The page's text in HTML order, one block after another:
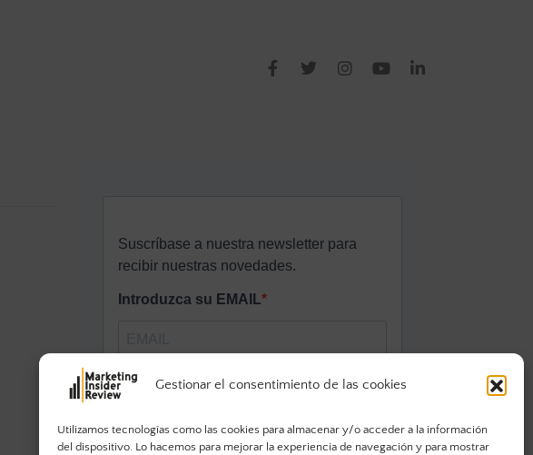
Gestionar el consentimiento de las cookies
Utilizamos tecnologías como las cookies para almacenar y/o acceder a la información
del dispositivo. Lo hacemos para mejorar la experiencia de navegación y para mostrar